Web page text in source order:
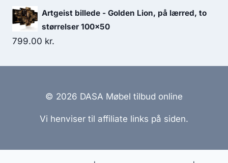
Artgeist billede - Golden Lion, på lærred, to
størrelser 100x50
799.00 kr.
© 2026 DASA Møbel tilbud online
Vi henviser til affiliate links på siden.